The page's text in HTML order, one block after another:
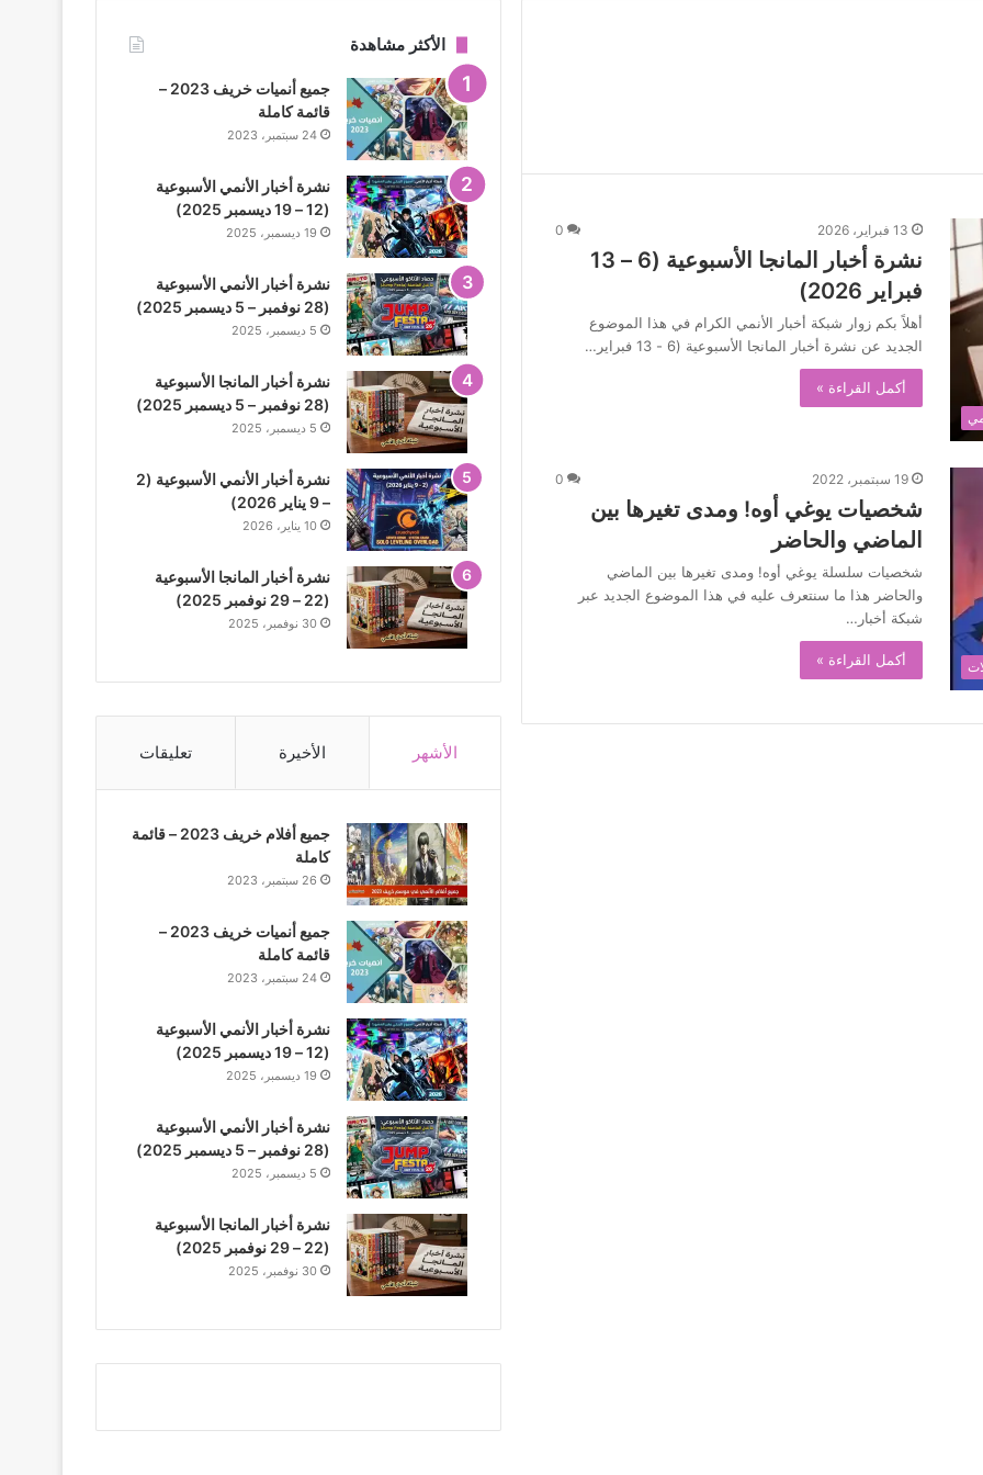
13 فبراير، 2026 0
نشرة أخبار المانجا الأسبوعية (6 – 13
فبراير 2026)
أهلاً بكم زوار شبكة أخبار الأنمي الكرام في هذا الموضوع
الجديد عن نشرة أخبار المانجا الأسبوعية (6 - 13 فبراير…
أكمل القراءة »
19 سبتمبر، 2022 0
شخصيات يوغي أوه! ومدى تغيرها بين
الماضي والحاضر
شخصيات سلسلة يوغي أوه! ومدى تغيرها بين الماضي
والحاضر هذا ما سنتعرف عليه في هذا الموضوع الجديد عبر
شبكة أخبار…
أكمل القراءة »
الأكثر مشاهدة
جميع أنميات خريف 2023 –
قائمة كاملة
24 سبتمبر، 2023
نشرة أخبار الأنمي الأسبوعية
(12 – 19 ديسمبر 2025)
19 ديسمبر، 2025
نشرة أخبار الأنمي الأسبوعية
(28 نوفمبر – 5 ديسمبر 2025)
5 ديسمبر، 2025
نشرة أخبار المانجا الأسبوعية
(28 نوفمبر – 5 ديسمبر 2025)
5 ديسمبر، 2025
نشرة أخبار الأنمي الأسبوعية (2
– 9 يناير 2026)
10 يناير، 2026
نشرة أخبار المانجا الأسبوعية
(22 – 29 نوفمبر 2025)
30 نوفمبر، 2025
الأشهر الأخيرة تعليقات
جميع أفلام خريف 2023 – قائمة
كاملة
26 سبتمبر، 2023
جميع أنميات خريف 2023 –
قائمة كاملة
24 سبتمبر، 2023
نشرة أخبار الأنمي الأسبوعية
(12 – 19 ديسمبر 2025)
19 ديسمبر، 2025
نشرة أخبار الأنمي الأسبوعية
(28 نوفمبر – 5 ديسمبر 2025)
5 ديسمبر، 2025
نشرة أخبار المانجا الأسبوعية
(22 – 29 نوفمبر 2025)
30 نوفمبر، 2025